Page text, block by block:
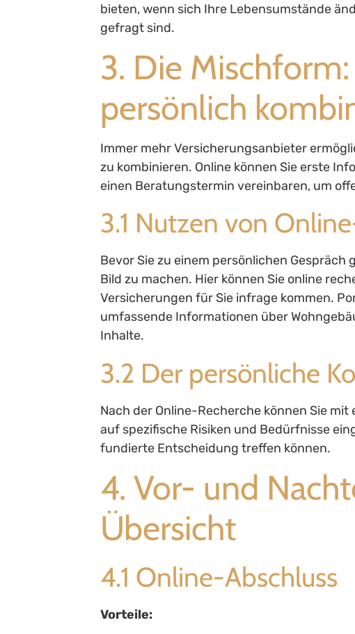
bieten, wenn sich Ihre Lebensumstände
gefragt sind.
3. Die
persönlich
Immer mehr Versicherungsanbieter
zu kombinieren. Online können Sie erste
einen Beratungstermin vereinbaren, um
3.1 Nutzen von
Bevor Sie zu einem persönlichen
Bild zu machen. Hier können Sie online
Versicherungen für Sie infrage kommen.
umfassende Informationen über
Inhalte.
3.2 Der persönliche
Nach der Online-Recherche können Sie
auf spezifische Risiken und Bedürfnisse
fundierte Entscheidung treffen können.
4. Vor- und
Übersicht
4.1 Online-Abschluss
Vorteile: